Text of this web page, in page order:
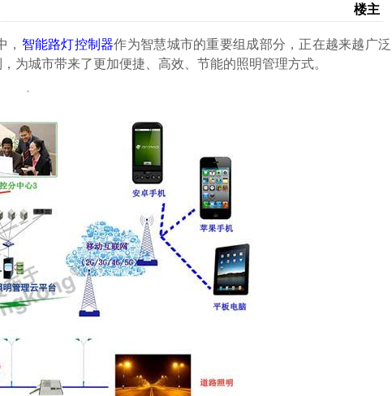
楼主
， 智能路灯控制器作为智慧城市的重要组成部分，正在越来越广泛
为城市带来了更加便捷、高效、节能的照明管理方式。